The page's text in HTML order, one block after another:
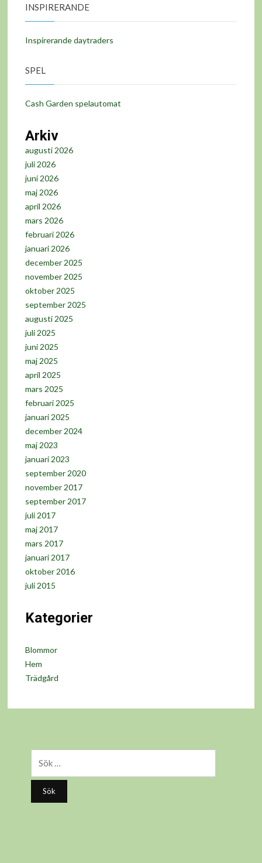
INSPIRERANDE
Inspirerande daytraders
SPEL
Cash Garden spelautomat
Arkiv
augusti 2026
juli 2026
juni 2026
maj 2026
april 2026
mars 2026
februari 2026
januari 2026
december 2025
november 2025
oktober 2025
september 2025
augusti 2025
juli 2025
juni 2025
maj 2025
april 2025
mars 2025
februari 2025
januari 2025
december 2024
maj 2023
januari 2023
september 2020
november 2017
september 2017
juli 2017
maj 2017
mars 2017
januari 2017
oktober 2016
juli 2015
Kategorier
Blommor
Hem
Trädgård